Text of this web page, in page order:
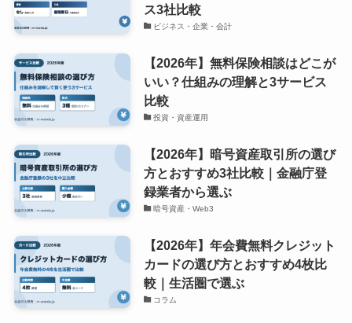
ス3社比較
ビジネス・企業・会計
【2026年】無料保険相談はどこが
いい？仕組みの理解と3サービス
比較
投資・資産運用
【2026年】暗号資産取引所の選び
方とおすすめ3社比較｜金融庁登
録業者から選ぶ
暗号資産・Web3
【2026年】年会費無料クレジット
カードの選び方とおすすめ4枚比
較｜生活圏で選ぶ
コラム